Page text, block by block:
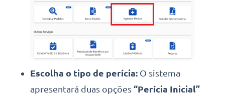
Escolha o tipo de perícia: O sistema
apresentará duas opções “Perícia Inicial”